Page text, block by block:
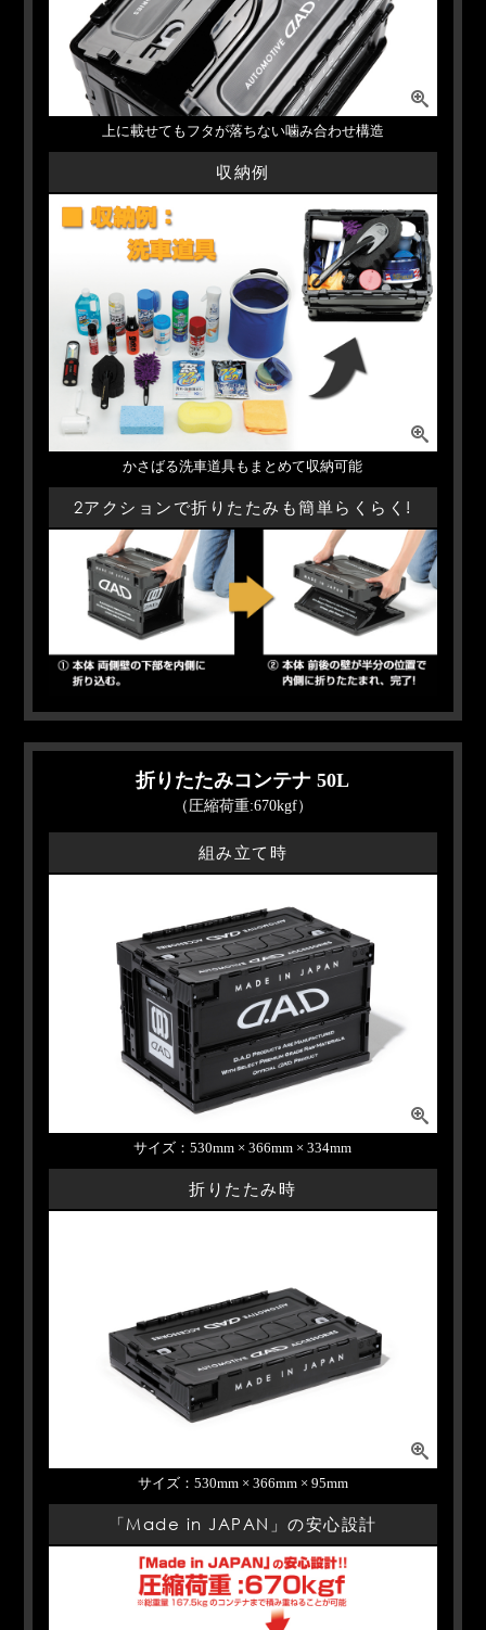
上に載せてもフタが落ちない噛み合わせ構造
収納例
かさばる洗車道具もまとめて収納可能
2アクションで折りたたみも簡単らくらく!
折りたたみコンテナ 50L
（圧縮荷重:670kgf）
組み立て時
サイズ：530mm × 366mm × 334mm
折りたたみ時
サイズ：530mm × 366mm × 95mm
「Made in JAPAN」の安心設計